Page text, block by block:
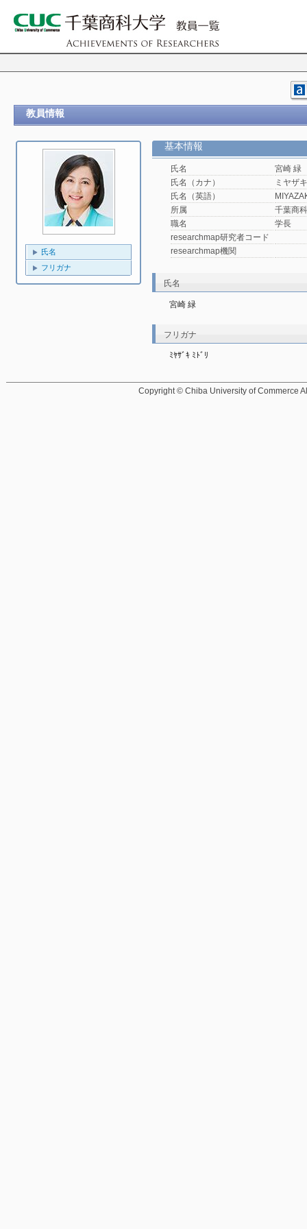
教員情報
氏名
フリガナ
基本情報
氏名
宮崎 緑
氏名（カナ）
ミヤザ
氏名（英語）
所属
千葉商
職名
学長
researchmap研究者コード
researchmap機関
氏名
宮崎 緑
フリガナ
ﾐﾔｻﾞｷ ﾐﾄﾞﾘ